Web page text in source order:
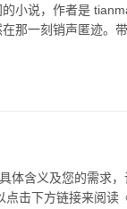
小说，作者是
那一刻销声匿迹。
体含义及您的需求
击下方链接来阅读